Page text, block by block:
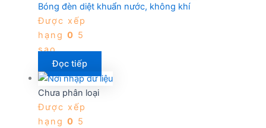
Bóng đèn diệt khuẩn nước, không khí
Được xếp
hạng 0 5
sao
Đọc tiếp
Chưa phân loại
Được xếp
hạng 0 5